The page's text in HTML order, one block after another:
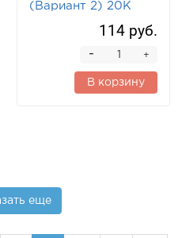
(Вариант 2) 20K
114 руб.
+
-
В корзину
еще